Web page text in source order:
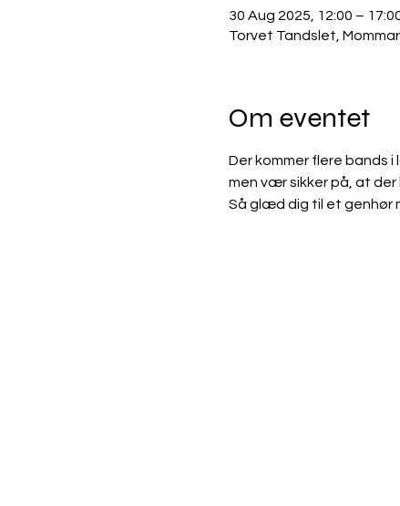
30 Aug 2025, 12:00 –
Torvet Tandslet,
Om eventet
Der kommer flere bands
men vær sikker på, at der
Så glæd dig til et genhør